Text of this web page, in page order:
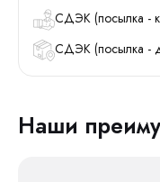
СДЭК (посылка -
СДЭК (посылка -
Наши